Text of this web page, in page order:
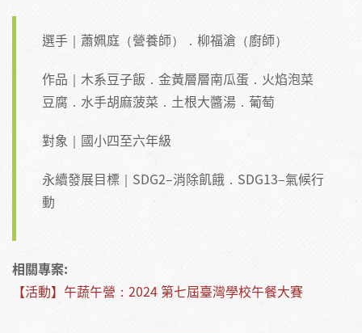
選手｜蕭姵庭（營養師）．柳福滄（廚師）
作品｜木系豆子飯．金黃層層南瓜蛋．火焰泡菜
豆腐．水手胡麻菠菜．土根大醬湯．葡萄
對象｜國小四至六年級
永續發展目標｜SDG2–消除飢餓．SDG13–氣候行
動
相關專案:
【活動】午蔬午營：2024 第七屆臺灣學校午餐大賽